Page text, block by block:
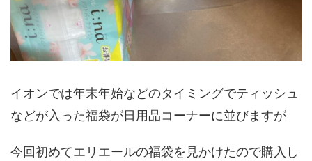
イオンでは年末年始などのタイミングでティッシュ
などが入った福袋が日用品コーナーに並びますが
今回初めてエリエールの福袋を見かけたので購入し